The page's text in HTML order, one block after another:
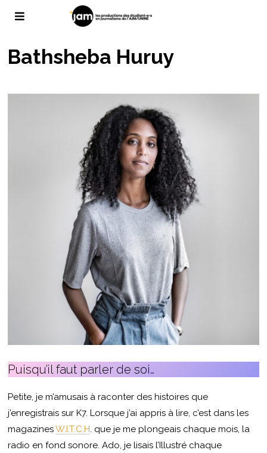
Bathsheba Huruy
Puisqu’il faut parler de soi…
Petite, je m’amusais à raconter des histoires que
j’enregistrais sur K7. Lorsque j’ai appris à lire, c’est dans les
magazinesW.I.T.C.H. que je me plongeais chaque mois, la
radio en fond sonore. Ado, je lisais l’Illustré chaque